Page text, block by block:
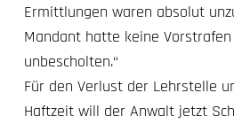
Ermittlungen waren absolut
Mandant hatte keine
unbescholten.“
Für den Verlust der Lehrstelle
Haftzeit will der Anwalt jetzt